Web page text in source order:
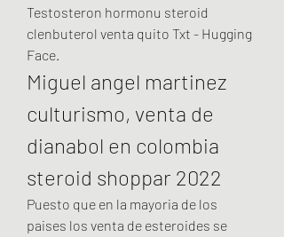
Testosteron hormonu steroid
clenbuterol venta quito Txt - Hugging
Face.
Miguel angel martinez
culturismo, venta de
dianabol en colombia
steroid shoppar 2022
Puesto que en la mayoria de los
paises los venta de esteroides se